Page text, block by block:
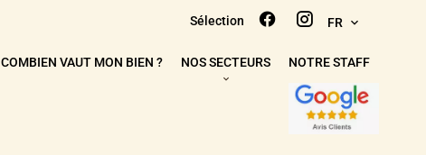
Sélection FR
COMBIEN VAUT MON BIEN ? NOS SECTEURS NOTRE STAFF